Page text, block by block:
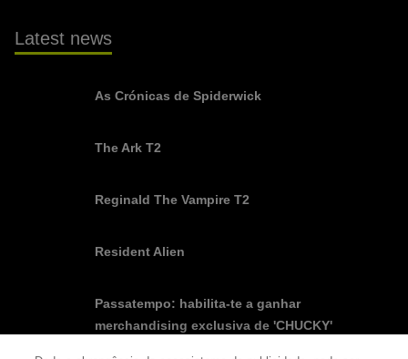
Latest news
As Crónicas de Spiderwick
The Ark T2
Reginald The Vampire T2
Resident Alien
Passatempo: habilita-te a ganhar
merchandising exclusiva de 'CHUCKY'